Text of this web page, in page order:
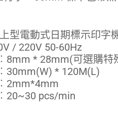
型電動式日期標示印字
/ 220V 50-60Hz
* 28mm(可選購特
* 120M(L)
pcs/min